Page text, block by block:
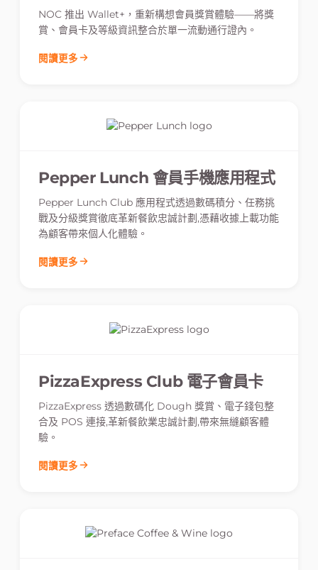
NOC 推出 Wallet+，重新構想會員獎賞體驗——將獎
賞、會員卡及等級資訊整合於單一流動通行證內。
閱讀更多
Pepper Lunch 會員手機應用程式
Pepper Lunch Club 應用程式透過數碼積分、任務挑
戰及分級獎賞徹底革新餐飲忠誠計劃,憑藉收據上載功能
為顧客帶來個人化體驗。
閱讀更多
PizzaExpress Club 電子會員卡
PizzaExpress 透過數碼化 Dough 獎賞、電子錢包整
合及 POS 連接,革新餐飲業忠誠計劃,帶來無縫顧客體
驗。
閱讀更多